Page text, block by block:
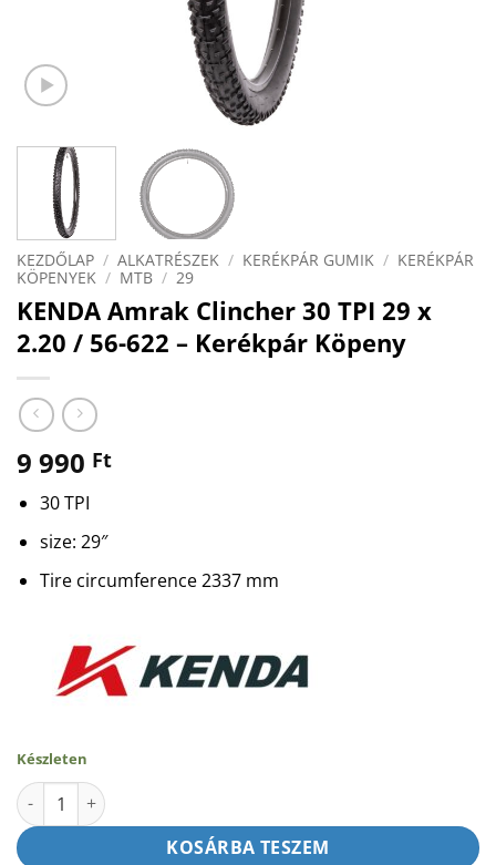
KEZDŐLAP / ALKATRÉSZEK / KERÉKPÁR GUMIK / KERÉKPÁR
KÖPENYEK / MTB / 29
KENDA Amrak Clincher 30 TPI 29 x
2.20 / 56-622 – Kerékpár Köpeny
9 990 Ft
30 TPI
size: 29″
Tire circumference 2337 mm
Készleten
KENDA Amrak Clincher 30 TPI 29 x 2.20 / 56-622 - Kerékpár
KOSÁRBA TESZEM